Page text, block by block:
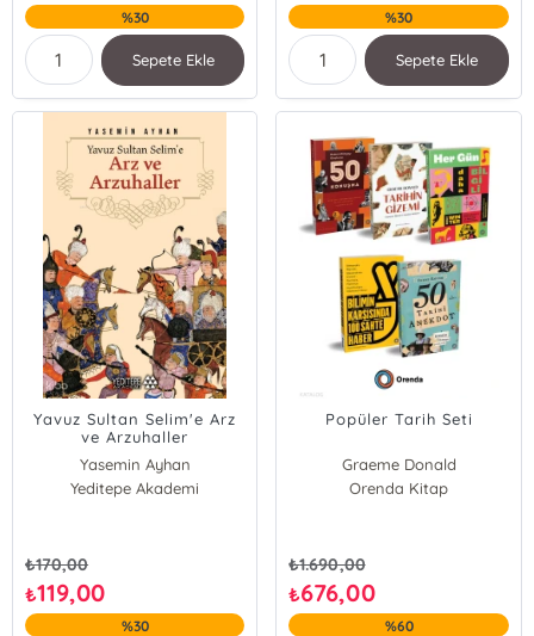
%30
Sepete Ekle
%30
Sepete Ekle
Yavuz Sultan Selim'e Arz
ve Arzuhaller
Yasemin Ayhan
Yeditepe Akademi
₺170,00
₺119,00
%30
Popüler Tarih Seti
Graeme Donald
Emily Winter
Florence Heimburger
Clémence Gouy
Frede Royer
Orenda Kitap
₺1.690,00
₺676,00
%60